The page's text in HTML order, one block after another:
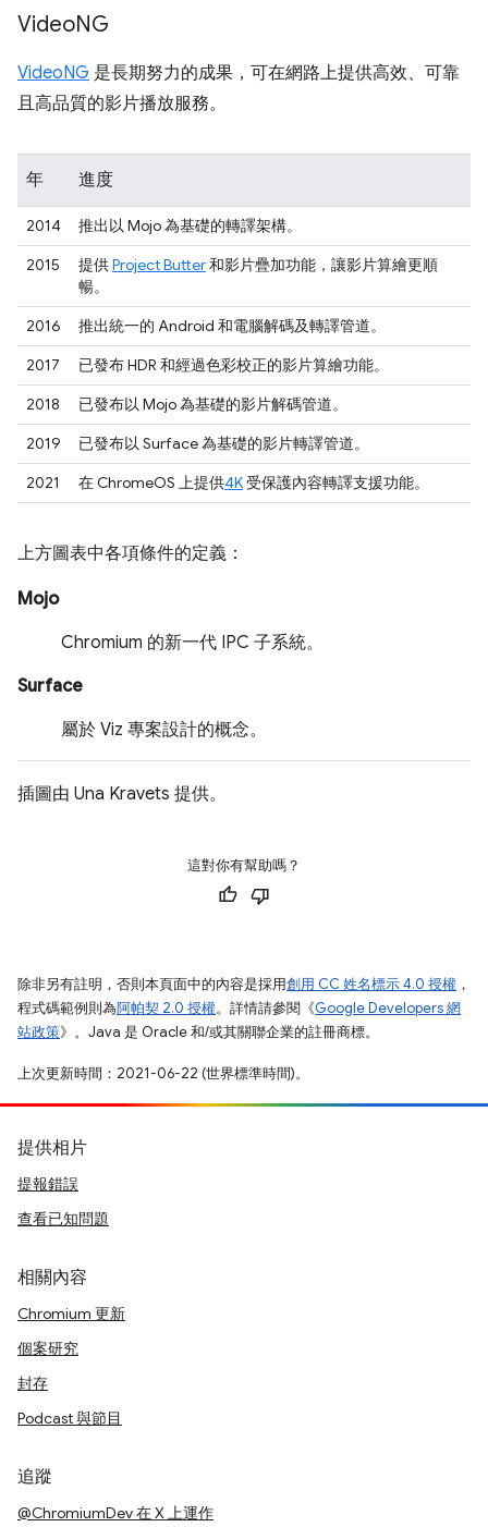
VideoNG
VideoNG 是長期努力的成果，可在網路上提供高效、可靠
且高品質的影片播放服務。
年 進度
2014
推出以 Mojo 為基礎的轉譯架構。
2015
提供Project Butter和影片疊加功能，讓影片算繪更順
暢。
2016
推出統一的 Android 和電腦解碼及轉譯管道。
2017
已發布 HDR 和經過色彩校正的影片算繪功能。
2018
已發布以 Mojo 為基礎的影片解碼管道。
2019
已發布以 Surface 為基礎的影片轉譯管道。
2021
在 ChromeOS 上提供4K受保護內容轉譯支援功能。
上方圖表中各項條件的定義：
Mojo
Chromium 的新一代 IPC 子系統。
Surface
屬於 Viz 專案設計的概念。
插圖由 Una Kravets 提供。
這對你有幫助嗎？
除非另有註明，否則本頁面中的內容是採用創用 CC 姓名標示 4.0 授權 ，
程式碼範例則為阿帕契 2.0 授權。詳情請參閱《Google Developers 網
站政策》。Java 是 Oracle 和/或其關聯企業的註冊商標。
上次更新時間：2021-06-22 (世界標準時間)。
提供相片
提報錯誤
查看已知問題
相關內容
Chromium 更新
個案研究
封存
Podcast 與節目
追蹤
@ChromiumDev 在 X 上運作